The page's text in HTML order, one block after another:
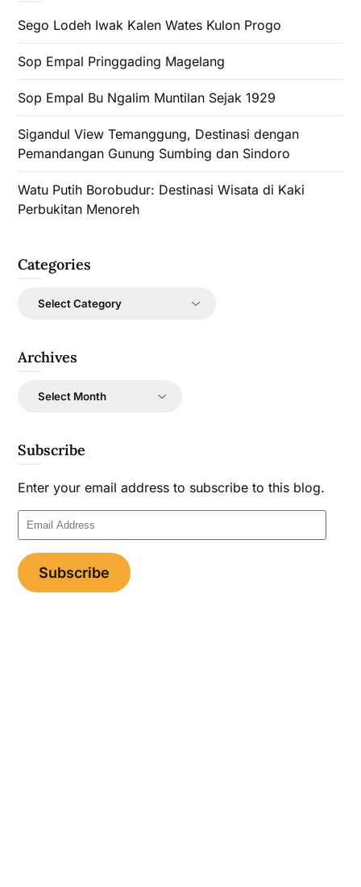
Sego Lodeh Iwak Kalen Wates Kulon Progo
Sop Empal Pringgading Magelang
Sop Empal Bu Ngalim Muntilan Sejak 1929
Sigandul View Temanggung, Destinasi dengan
Pemandangan Gunung Sumbing dan Sindoro
Watu Putih Borobudur: Destinasi Wisata di Kaki
Perbukitan Menoreh
Categories
Categories
Archives
Archives
Subscribe
Enter your email address to subscribe to this blog.
Email
Address
Subscribe